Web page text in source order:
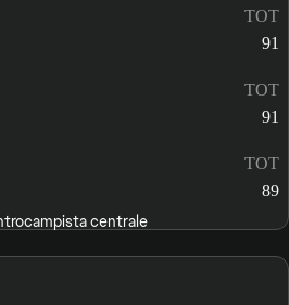
TOT
91
TOT
91
TOT
89
centrale